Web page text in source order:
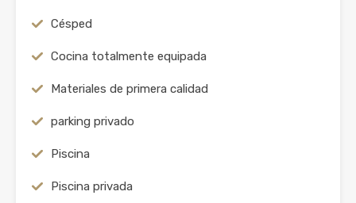
Césped
Cocina totalmente equipada
Materiales de primera calidad
parking privado
Piscina
Piscina privada